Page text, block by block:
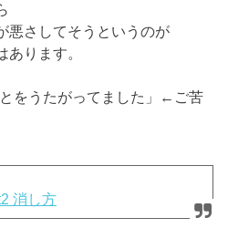
悪さしてそうというのが
ります。
をうたがってました」←ご苦
消し方